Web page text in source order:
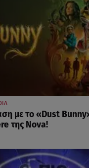
με το «Dust
της Nova!